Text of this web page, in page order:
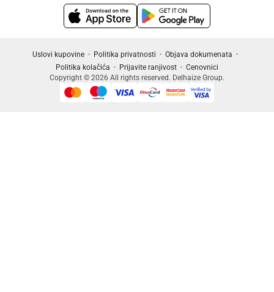
Uslovi kupovine Politika privatnosti
Objava dokumenata
Politika kolačića
Prijavite ranjivost
Cenovnici
Copyright © 2026 All rights reserved. Delhaize Group.